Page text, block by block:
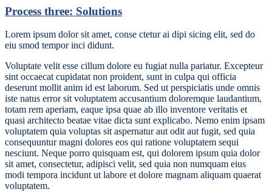
Process three: Solutions
Lorem ipsum dolor sit amet, conse ctetur ai dipi sicing elit, sed do
eiu smod tempor inci didunt.
Voluptate velit esse cillum dolore eu fugiat nulla pariatur. Excepteur
sint occaecat cupidatat non proident, sunt in culpa qui officia
deserunt mollit anim id est laborum. Sed ut perspiciatis unde omnis
iste natus error sit voluptatem accusantium doloremque laudantium,
totam rem aperiam, eaque ipsa quae ab illo inventore veritatis et
quasi architecto beatae vitae dicta sunt explicabo. Nemo enim ipsam
voluptatem quia voluptas sit aspernatur aut odit aut fugit, sed quia
consequuntur magni dolores eos qui ratione voluptatem sequi
nesciunt. Neque porro quisquam est, qui dolorem ipsum quia dolor
sit amet, consectetur, adipisci velit, sed quia non numquam eius
modi tempora incidunt ut labore et dolore magnam aliquam quaerat
voluptatem.